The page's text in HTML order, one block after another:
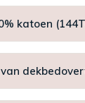
katoen